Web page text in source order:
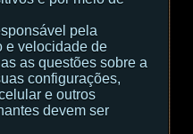
pela
e velocidade de
as questões sobre a
configurações,
e outros
devem ser